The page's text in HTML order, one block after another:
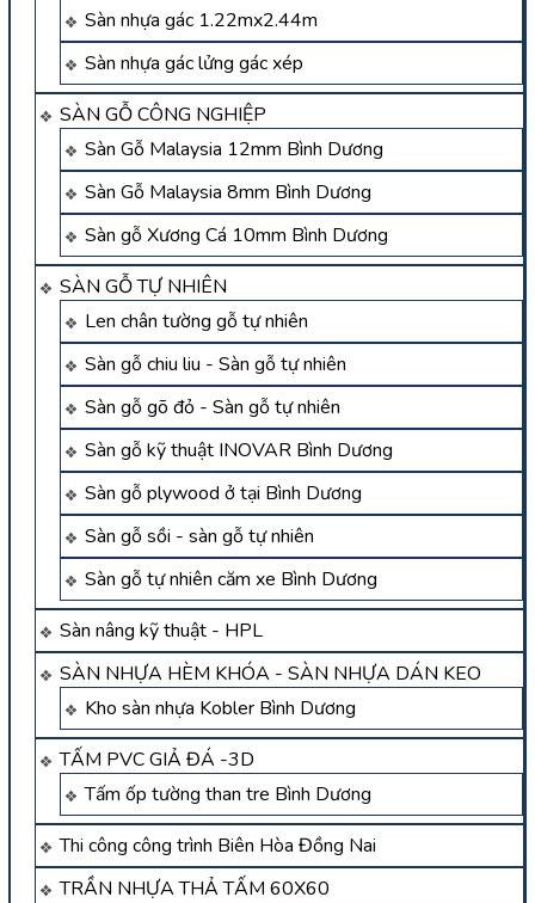
Sàn nhựa gác 1.22mx2.44m
Sàn nhựa gác lửng gác xép
SÀN GỖ CÔNG NGHIỆP
Sàn Gỗ Malaysia 12mm Bình Dương
Sàn Gỗ Malaysia 8mm Bình Dương
Sàn gỗ Xương Cá 10mm Bình Dương
SÀN GỖ TỰ NHIÊN
Len chân tường gỗ tự nhiên
Sàn gỗ chiu liu - Sàn gỗ tự nhiên
Sàn gỗ gõ đỏ - Sàn gỗ tự nhiên
Sàn gỗ kỹ thuật INOVAR Bình Dương
Sàn gỗ plywood ở tại Bình Dương
Sàn gỗ sồi - sàn gỗ tự nhiên
Sàn gỗ tự nhiên căm xe Bình Dương
Sàn nâng kỹ thuật - HPL
SÀN NHỰA HÈM KHÓA - SÀN NHỰA DÁN KEO
Kho sàn nhựa Kobler Bình Dương
TẤM PVC GIẢ ĐÁ -3D
Tấm ốp tường than tre Bình Dương
Thi công công trình Biên Hòa Đồng Nai
TRẦN NHỰA THẢ TẤM 60X60